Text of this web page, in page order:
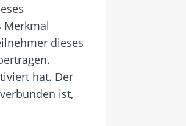
Merkmal
dieses
hat. Der
ist,